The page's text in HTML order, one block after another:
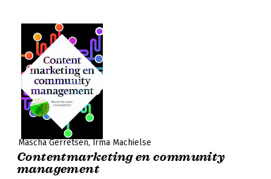
Mascha Gerretsen Irma Machielse
Contentmarketing en community
management